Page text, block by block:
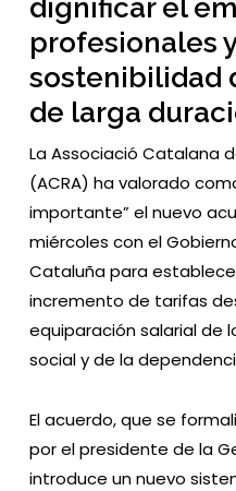
dignificar el
profesionales
sostenibilidad
de larga
La Associació Catalana
(ACRA) ha valorado
importante” el nuevo
miércoles con el
Cataluña para
incremento de tarifas
equiparación salarial de
social y de la
El acuerdo, que se
por el presidente de la
introduce un nuevo